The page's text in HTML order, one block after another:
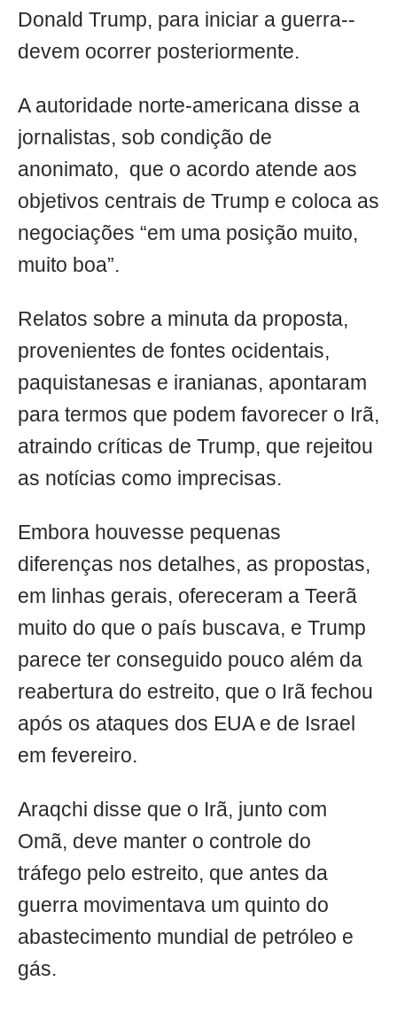
Donald Trump, para iniciar a guerra--
devem ocorrer posteriormente.
A autoridade norte-americana disse a
jornalistas, sob condição de
anonimato, que o acordo atende aos
objetivos centrais de Trump e coloca as
negociações “em uma posição muito,
muito boa”.
Relatos sobre a minuta da proposta,
provenientes de fontes ocidentais,
paquistanesas e iranianas, apontaram
para termos que podem favorecer o Irã,
atraindo críticas de Trump, que rejeitou
as notícias como imprecisas.
Embora houvesse pequenas
diferenças nos detalhes, as propostas,
em linhas gerais, ofereceram a Teerã
muito do que o país buscava, e Trump
parece ter conseguido pouco além da
reabertura do estreito, que o Irã fechou
após os ataques dos EUA e de Israel
em fevereiro.
Araqchi disse que o Irã, junto com
Omã, deve manter o controle do
tráfego pelo estreito, que antes da
guerra movimentava um quinto do
abastecimento mundial de petróleo e
gás.